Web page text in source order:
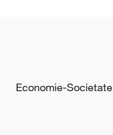
Economie-Societate